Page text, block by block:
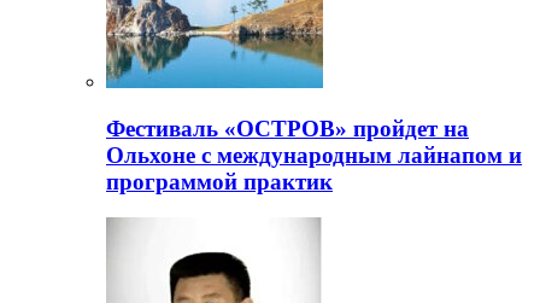
Фестиваль «ОСТРОВ» пройдет на
Ольхоне с международным лайнапом и
программой практик